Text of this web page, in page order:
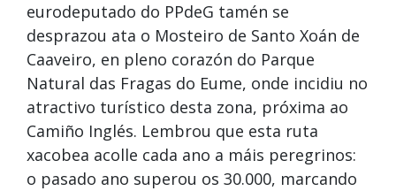
eurodeputado do PPdeG tamén se
desprazou ata o Mosteiro de Santo Xoán de
Caaveiro, en pleno corazón do Parque
Natural das Fragas do Eume, onde incidiu no
atractivo turístico desta zona, próxima ao
Camiño Inglés. Lembrou que esta ruta
xacobea acolle cada ano a máis peregrinos:
o pasado ano superou os 30.000, marcando